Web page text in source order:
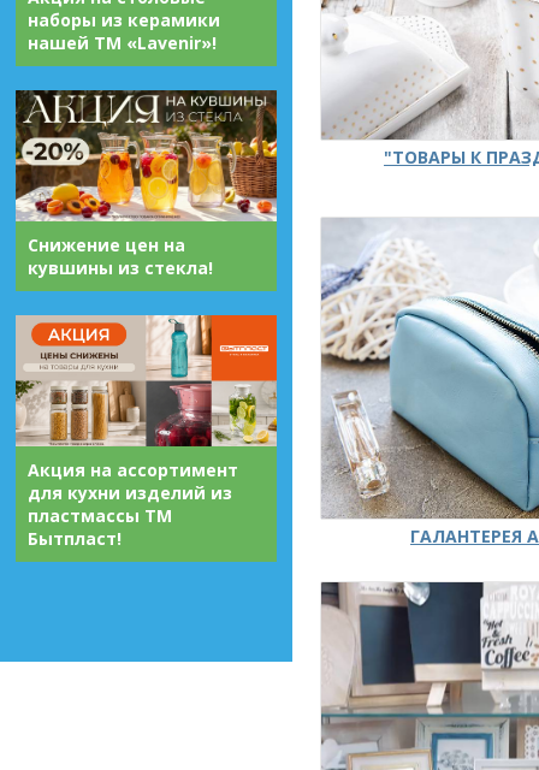
наборы из керамики
нашей ТМ «Lavenir»!
Снижение цен на
кувшины из стекла!
Акция на ассортимент
для кухни изделий из
пластмассы ТМ
Бытпласт!
"ТОВАРЫ К
ГАЛАНТЕРЕЯ